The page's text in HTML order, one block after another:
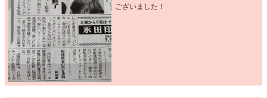
ございました！